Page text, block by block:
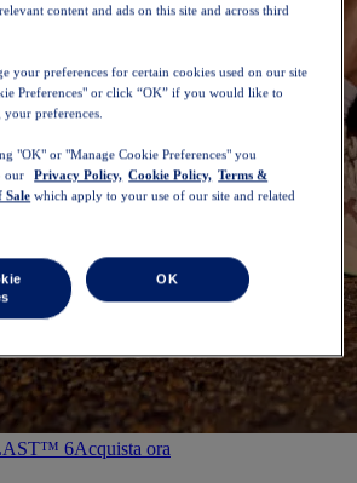
6Acquista ora
content and ads on this site and across third
your preferences for certain cookies used on our site
Preferences" or click “OK” if you would like to
preferences.
"OK" or "Manage Cookie Preferences" you
our
Privacy Policy, Cookie Policy, Terms &
Sale which apply to your use of our site and related
OK